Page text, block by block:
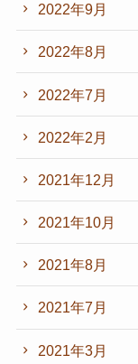
2022年9月
2022年8月
2022年7月
2022年2月
2021年12月
2021年10月
2021年8月
2021年7月
2021年3月